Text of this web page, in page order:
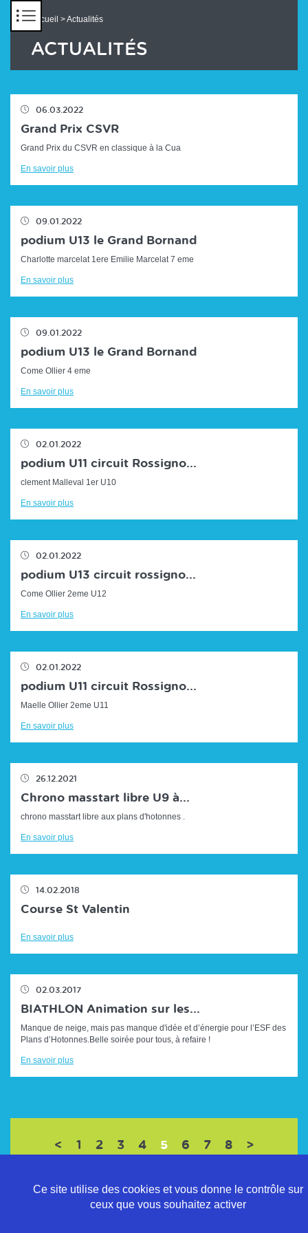
Accueil > Actualités
ACTUALITÉS
06.03.2022
Grand Prix CSVR
Grand Prix du CSVR en classique à la Cua
En savoir plus
09.01.2022
podium U13 le Grand Bornand
Charlotte marcelat 1ere Emilie Marcelat 7 eme
En savoir plus
09.01.2022
podium U13 le Grand Bornand
Come Ollier 4 eme
En savoir plus
02.01.2022
podium U11 circuit Rossigno...
clement Malleval 1er U10
En savoir plus
02.01.2022
podium U13 circuit rossigno...
Come Ollier 2eme U12
En savoir plus
02.01.2022
podium U11 circuit Rossigno...
Maelle Ollier 2eme U11
En savoir plus
26.12.2021
Chrono masstart libre U9 à...
chrono masstart libre aux plans d'hotonnes .
En savoir plus
14.02.2018
Course St Valentin
En savoir plus
02.03.2017
BIATHLON Animation sur les...
Manque de neige, mais pas manque d'idée et d’énergie pour l’ESF des
Plans d’Hotonnes.Belle soirée pour tous, à refaire !
En savoir plus
< 1 2 3 4 5(current)
6 7 8 >
Ce site utilise des cookies et vous donne le contrôle sur
ceux que vous souhaitez activer